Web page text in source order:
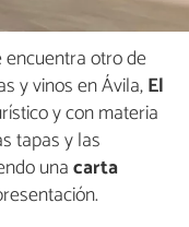
encuentra otro de
y vinos en Ávila,El
y con materia
tapas y las
unacarta